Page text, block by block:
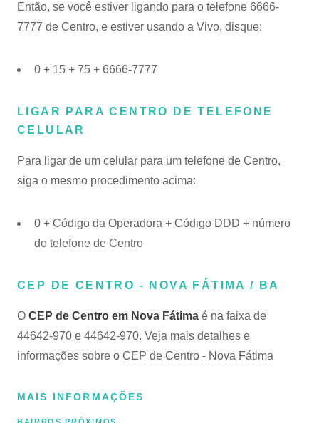
Então, se você estiver ligando para o telefone 6666-
7777 de Centro, e estiver usando a Vivo, disque:
0 + 15 + 75 + 6666-7777
LIGAR PARA CENTRO DE TELEFONE
CELULAR
Para ligar de um celular para um telefone de Centro,
siga o mesmo procedimento acima:
0 + Código da Operadora + Código DDD + número
do telefone de Centro
CEP DE CENTRO - NOVA FÁTIMA / BA
O CEP de Centro em Nova Fátima é na faixa de
44642-970 e 44642-970. Veja mais detalhes e
informações sobre o CEP de Centro - Nova Fátima
MAIS INFORMAÇÕES